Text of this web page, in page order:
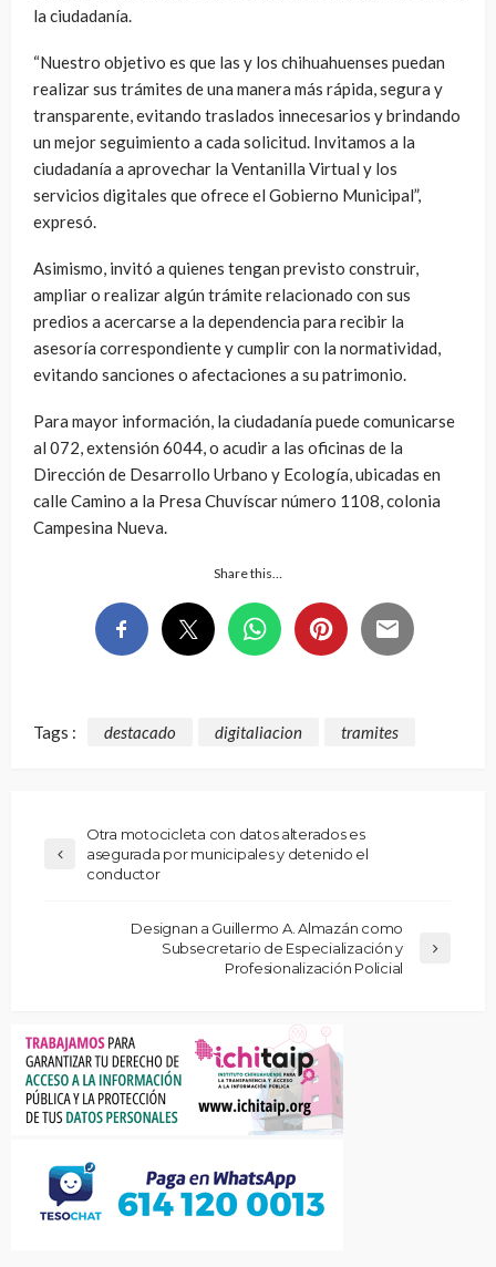
la ciudadanía.
“Nuestro objetivo es que las y los chihuahuenses puedan
realizar sus trámites de una manera más rápida, segura y
transparente, evitando traslados innecesarios y brindando
un mejor seguimiento a cada solicitud. Invitamos a la
ciudadanía a aprovechar la Ventanilla Virtual y los
servicios digitales que ofrece el Gobierno Municipal”,
expresó.
Asimismo, invitó a quienes tengan previsto construir,
ampliar o realizar algún trámite relacionado con sus
predios a acercarse a la dependencia para recibir la
asesoría correspondiente y cumplir con la normatividad,
evitando sanciones o afectaciones a su patrimonio.
Para mayor información, la ciudadanía puede comunicarse
al 072, extensión 6044, o acudir a las oficinas de la
Dirección de Desarrollo Urbano y Ecología, ubicadas en
calle Camino a la Presa Chuvíscar número 1108, colonia
Campesina Nueva.
Share this…
Tags : destacado digitaliacion tramites
Otra motocicleta con datos alterados es
asegurada por municipales y detenido el
conductor
Designan a Guillermo A. Almazán como
Subsecretario de Especialización y
Profesionalización Policial